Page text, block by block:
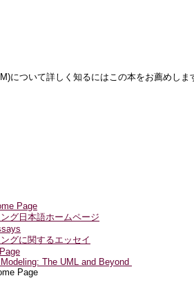
について詳しく知るにはこの本をお薦めしま
Page
グ日本語ホームページ
グに関するエッセイ
The UML and Beyond
Page